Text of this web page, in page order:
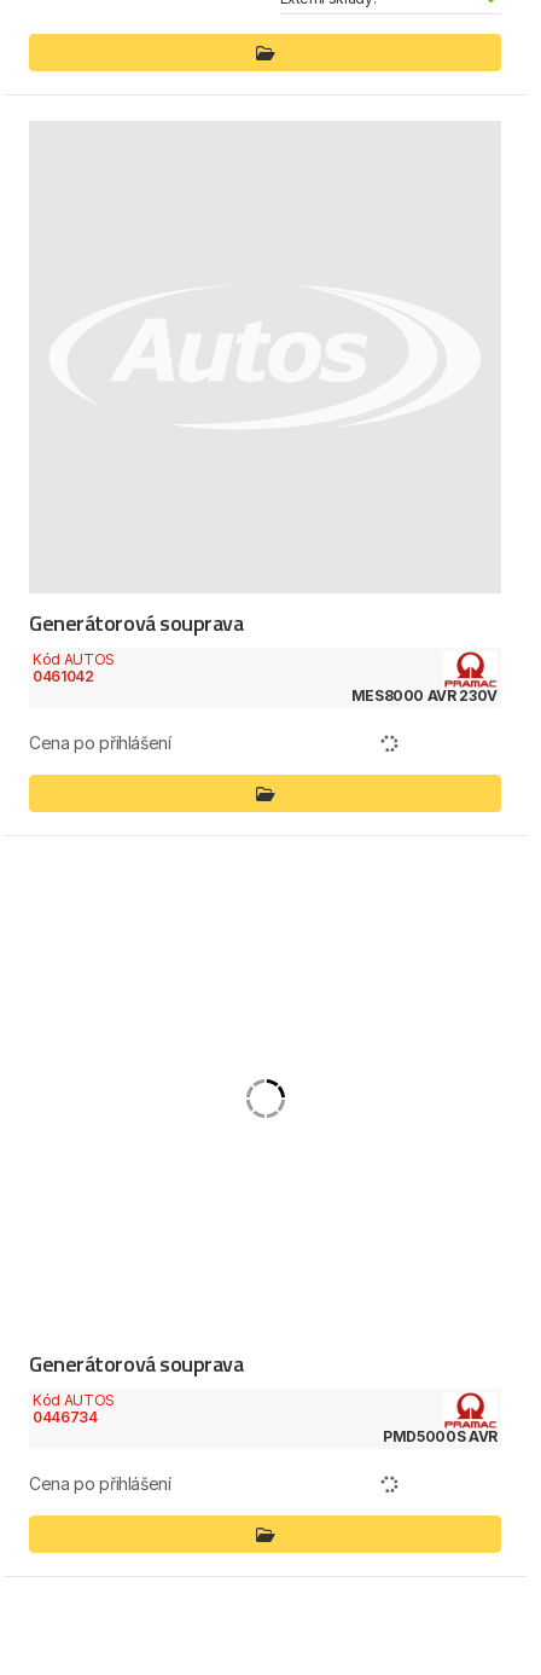
Generátorová souprava
Kód AUTOS
0461042
MES8000 AVR 230V
Cena po přihlášení
Generátorová souprava
Kód AUTOS
0446734
PMD5000S AVR
Cena po přihlášení